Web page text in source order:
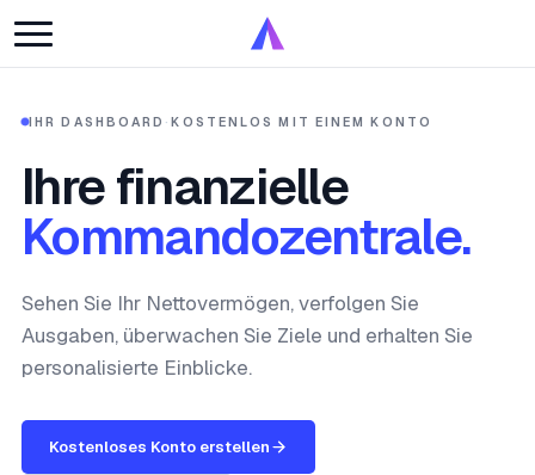
IHR DASHBOARD ·KOSTENLOS MIT EINEM KONTO
Ihre finanzielle
Kommandozentrale.
Sehen Sie Ihr Nettovermögen, verfolgen Sie
Ausgaben, überwachen Sie Ziele und erhalten Sie
personalisierte Einblicke.
Kostenloses Konto erstellen